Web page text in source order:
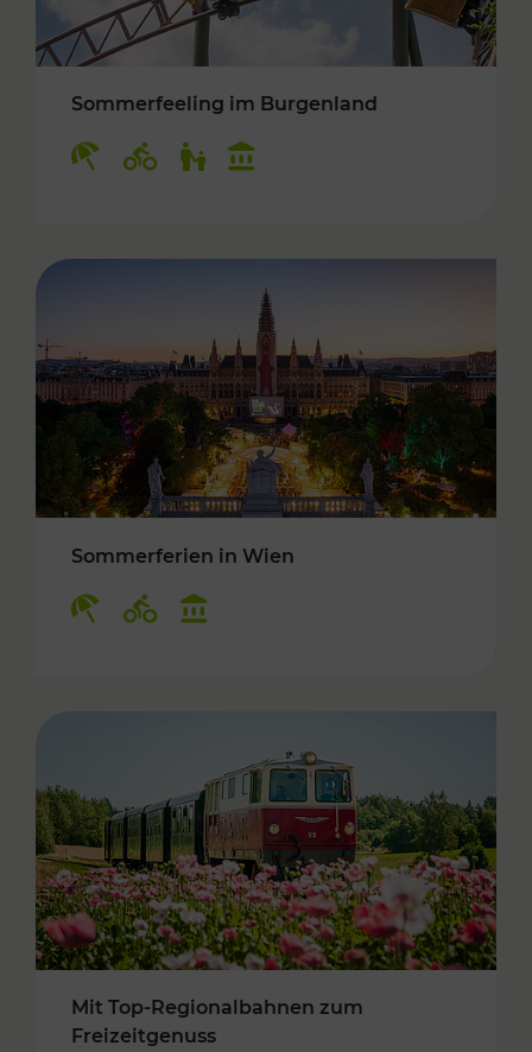
Sommerfeeling im Burgenland
Sommerferien in Wien
Mit Top-Regionalbahnen zum
Freizeitgenuss